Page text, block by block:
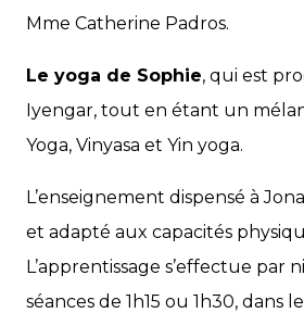
Mme Catherine Padros.
Le yoga de Sophie, qui est
Iyengar, tout en étant un
Yoga, Vinyasa et Yin yoga.
L’enseignement dispensé à
et adapté aux capacités
L’apprentissage s’effectue par
séances de 1h15 ou 1h30, dans